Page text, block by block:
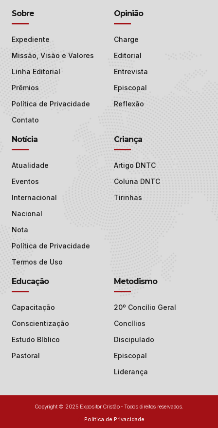
Sobre
Expediente
Missão, Visão e Valores
Linha Editorial
Prêmios
Política de Privacidade
Contato
Opinião
Charge
Editorial
Entrevista
Episcopal
Reflexão
Notícia
Atualidade
Eventos
Internacional
Nacional
Nota
Política de Privacidade
Termos de Uso
Criança
Artigo DNTC
Coluna DNTC
Tirinhas
Educação
Capacitação
Conscientização
Estudo Bíblico
Pastoral
Metodismo
20º Concílio Geral
Concílios
Discipulado
Episcopal
Liderança
Copyright © 2025 Expositor Cristão - Todos direitos reservados.
Política de Privacidade